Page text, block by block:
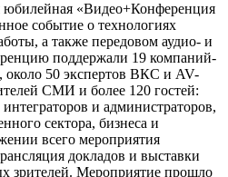
юбилейная «Видео+Конференция
событие о технологиях
а также передовом аудио- и
поддержали 19 компаний-
около 50 экспертов ВКС и AV-
СМИ и более 120 гостей:
и администраторов,
сектора, бизнеса и
всего мероприятия
докладов и выставки
зрителей. Мероприятие прошло